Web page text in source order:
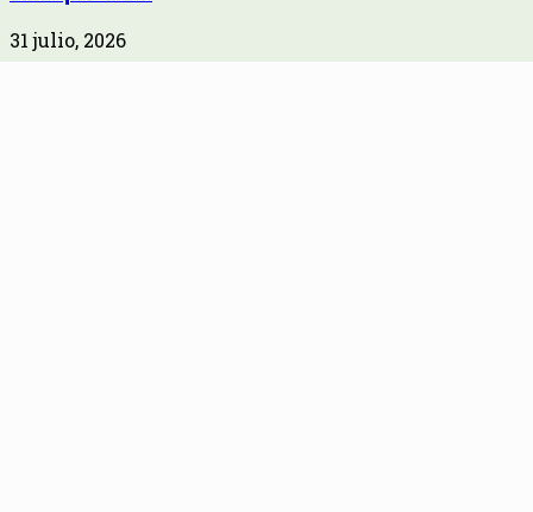
31 julio, 2026